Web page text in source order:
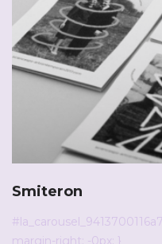
Smiteron
margin-right: -0px; }